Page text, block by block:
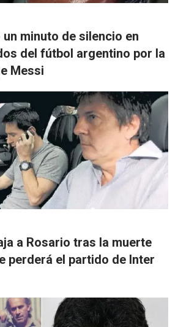
un minuto de silencio en
del fútbol argentino por la
Messi
a Rosario tras la muerte
perderá el partido de Inter